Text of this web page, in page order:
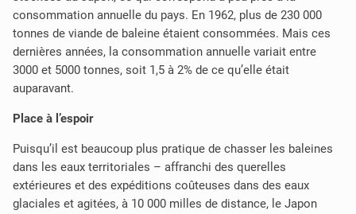
consommation annuelle du pays. En 1962, plus de 230 000
tonnes de viande de baleine étaient consommées. Mais ces
dernières années, la consommation annuelle variait entre
3000 et 5000 tonnes, soit 1,5 à 2% de ce qu’elle était
auparavant.
Place à l’espoir
Puisqu’il est beaucoup plus pratique de chasser les baleines
dans les eaux territoriales – affranchi des querelles
extérieures et des expéditions coûteuses dans des eaux
glaciales et agitées, à 10 000 milles de distance, le Japon